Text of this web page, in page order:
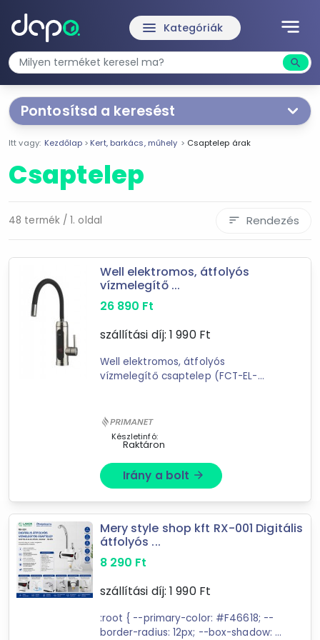
notes
menu Kategóriák
search
Pontosítsd a keresést
Segítünk a keresésben!
Válaszd ki a jellemzőketTe magad!
Ár szűrése
677 Ft 66 390 Ft
-
Szűrés
találat
Mást is keresel? Válogass a Depo teljes
Itt vagy: Kezdőlap Kert, barkács, műhely Csaptelep árak
Csaptelep
48 termék / 1. oldal sort Rendezés
Well elektromos, átfolyós
vízmelegítő ...
26 890 Ft
szállítási díj: 1 990Ft
Well elektromos, átfolyós
vízmelegítő csaptelep (FCT-EL-
Vezeték hossza: 110 cm Csak
vízszintes ...
Készletinfó:
Raktáron
Irány a bolt arrow_forward
Mery style shop kft RX-001 Digitális
átfolyós ...
8 290 Ft
szállítási díj: 1 990Ft
:root { --primary-color: #F46618; --
border-radius: 12px; --box-shadow: 0